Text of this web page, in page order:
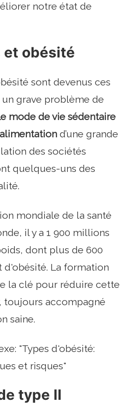
notre état de
et obésité
sont devenus ces
un grave problème de
mode de vie sédentaire
d’une grande
des sociétés
quelques-uns des
mondiale de la santé
il y a 1 900 millions
dont plus de 600
La formation
la clé pour réduire cette
toujours accompagné
saine.
"Types d'obésité:
et risques"
type II